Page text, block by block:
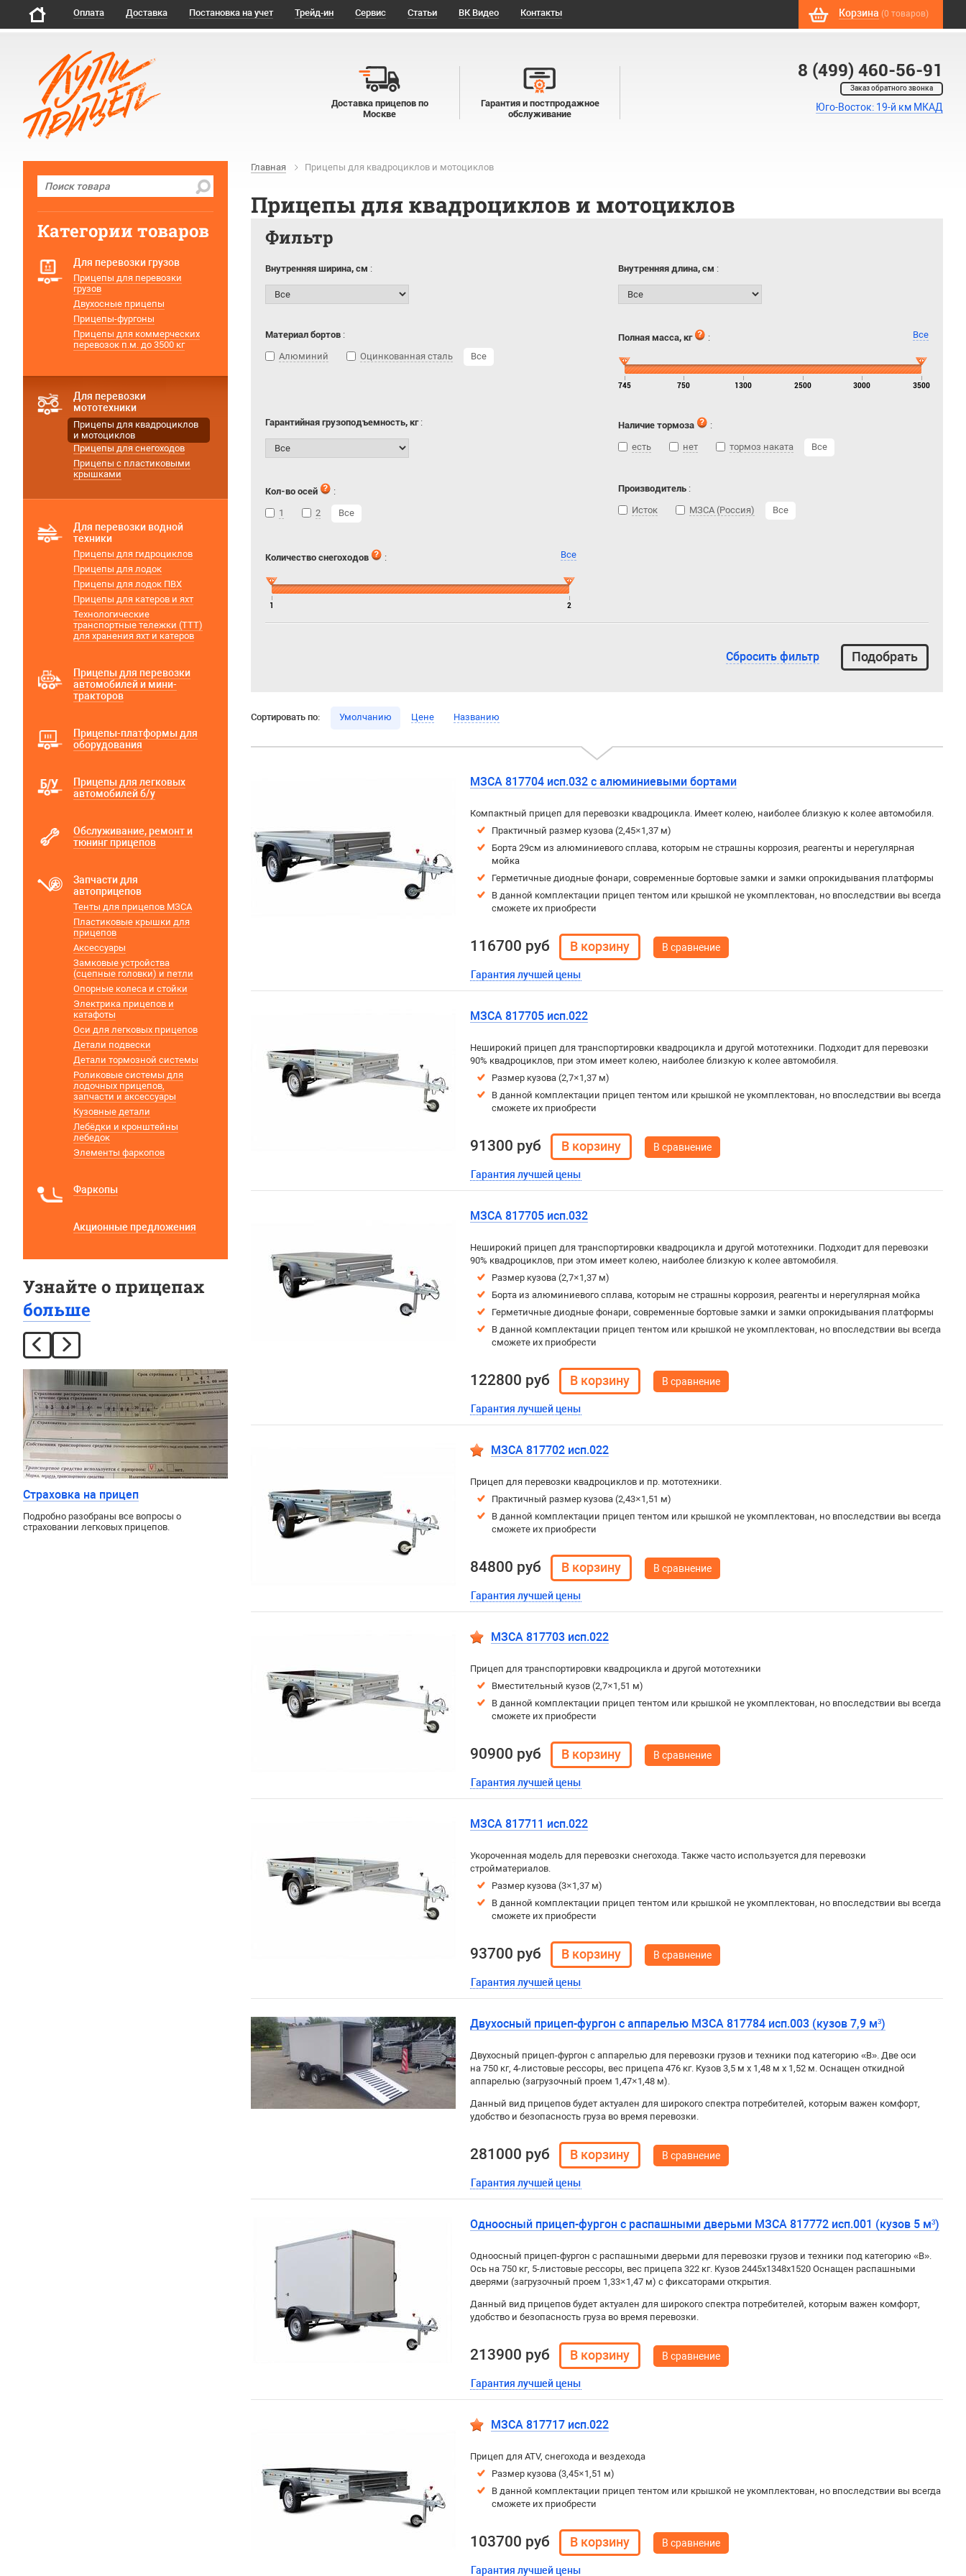
Оплата Доставка Постановка на учет Трейд-ин Сервис Статьи ВК Видео Контакты Корзина (0 товаров)
8 (499) 460-56-91
Заказ обратного звонка
Юго-Восток: 19-й км МКАД
Доставка прицепов по
Москве
Гарантия и постпродажное
обслуживание
Главная Прицепы для квадроциклов и мотоциклов
Прицепы для квадроциклов и мотоциклов
Фильтр
Внутренняя ширина, см : Внутренняя длина, см :
Материал бортов :
Алюминий
Оцинкованная сталь Все
Полная масса, кг : Все
745 750 1300 2500 3000 3500
Гарантийная грузоподъемность, кг: Наличие тормоза
:
есть
нет тормоз наката Все
Кол-во осей
:
1
2 Все
Производитель:
Исток
МЗСА (Россия) Все
Количество снегоходов : Все
1 2
Сбросить фильтр
Сортировать по: Умолчанию Цене Названию
МЗСА 817704 исп.032 с алюминиевыми бортами
Компактный прицеп для перевозки квадроцикла. Имеет колею, наиболее близкую к колее автомобиля.
Практичный размер кузова (2,45×1,37 м)
Борта 29см из алюминиевого сплава, которым не страшны коррозия, реагенты и нерегулярная
мойка
Герметичные диодные фонари, современные бортовые замки и замки опрокидывания платформы
В данной комплектации прицеп тентом или крышкой не укомплектован, но впоследствии вы всегда
сможете их приобрести
116700 руб
Гарантия лучшей цены
В сравнение
МЗСА 817705 исп.022
Неширокий прицеп для транспортировки квадроцикла и другой мототехники. Подходит для перевозки
90% квадроциклов, при этом имеет колею, наиболее близкую к колее автомобиля.
Размер кузова (2,7×1,37 м)
В данной комплектации прицеп тентом или крышкой не укомплектован, но впоследствии вы всегда
сможете их приобрести
91300 руб
Гарантия лучшей цены
В сравнение
МЗСА 817705 исп.032
Неширокий прицеп для транспортировки квадроцикла и другой мототехники. Подходит для перевозки
90% квадроциклов, при этом имеет колею, наиболее близкую к колее автомобиля.
Размер кузова (2,7×1,37 м)
Борта из алюминиевого сплава, которым не страшны коррозия, реагенты и нерегулярная мойка
Герметичные диодные фонари, современные бортовые замки и замки опрокидывания платформы
В данной комплектации прицеп тентом или крышкой не укомплектован, но впоследствии вы всегда
сможете их приобрести
122800 руб
Гарантия лучшей цены
В сравнение
МЗСА 817702 исп.022
Прицеп для перевозки квадроциклов и пр. мототехники.
Практичный размер кузова (2,43×1,51 м)
В данной комплектации прицеп тентом или крышкой не укомплектован, но впоследствии вы всегда
сможете их приобрести
84800 руб
Гарантия лучшей цены
В сравнение
МЗСА 817703 исп.022
Прицеп для транспортировки квадроцикла и другой мототехники
Вместительный кузов (2,7×1,51 м)
В данной комплектации прицеп тентом или крышкой не укомплектован, но впоследствии вы всегда
сможете их приобрести
90900 руб
Гарантия лучшей цены
В сравнение
МЗСА 817711 исп.022
Укороченная модель для перевозки снегохода. Также часто используется для перевозки
стройматериалов.
Размер кузова (3×1,37 м)
В данной комплектации прицеп тентом или крышкой не укомплектован, но впоследствии вы всегда
сможете их приобрести
93700 руб
Гарантия лучшей цены
В сравнение
Двухосный прицеп-фургон с аппарелью МЗСА 817784 исп.003 (кузов 7,9 м³)
Двухосный прицеп-фургон с аппарелью для перевозки грузов и техники под категорию «B». Две оси
на 750 кг, 4-листовые рессоры, вес прицепа 476 кг. Кузов 3,5 м x 1,48 м x 1,52 м. Оснащен откидной
аппарелью (загрузочный проем 1,47×1,48 м).
Данный вид прицепов будет актуален для широкого спектра потребителей, которым важен комфорт,
удобство и безопасность груза во время перевозки.
281000 руб
Гарантия лучшей цены
В сравнение
Одноосный прицеп-фургон с распашными дверьми МЗСА 817772 исп.001 (кузов 5 м³)
Одноосный прицеп-фургон с распашными дверьми для перевозки грузов и техники под категорию «B».
Ось на 750 кг, 5-листовые рессоры, вес прицепа 322 кг. Кузов 2445х1348х1520 Оснащен распашными
дверями (загрузочный проем 1,33×1,47 м) с фиксаторами открытия.
Данный вид прицепов будет актуален для широкого спектра потребителей, которым важен комфорт,
удобство и безопасность груза во время перевозки.
213900 руб
Гарантия лучшей цены
В сравнение
МЗСА 817717 исп.022
Прицеп для ATV, снегохода и вездехода
Размер кузова (3,45×1,51 м)
В данной комплектации прицеп тентом или крышкой не укомплектован, но впоследствии вы всегда
сможете их приобрести
103700 руб
Гарантия лучшей цены
В сравнение
Категории товаров
Для перевозки грузов
Прицепы для перевозки
грузов
Двухосные прицепы
Прицепы-фургоны
Прицепы для коммерческих
перевозок п.м. до 3500 кг
Для перевозки
мототехники
Прицепы для квадроциклов
и мотоциклов
Прицепы для снегоходов
Прицепы с пластиковыми
крышками
Для перевозки водной
техники
Прицепы для гидроциклов
Прицепы для лодок
Прицепы для лодок ПВХ
Прицепы для катеров и яхт
Технологические
транспортные тележки (ТТТ)
для хранения яхт и катеров
Прицепы для перевозки
автомобилей и мини-
тракторов
Прицепы-платформы для
оборудования
Прицепы для легковых
автомобилей б/у
Обслуживание, ремонт и
тюнинг прицепов
Запчасти для
автоприцепов
Тенты для прицепов МЗСА
Пластиковые крышки для
прицепов
Аксессуары
Замковые устройства
(сцепные головки) и петли
Опорные колеса и стойки
Электрика прицепов и
катафоты
Оси для легковых прицепов
Детали подвески
Детали тормозной системы
Роликовые системы для
лодочных прицепов,
запчасти и аксессуары
Кузовные детали
Лебёдки и кронштейны
лебедок
Элементы фаркопов
Фаркопы
Акционные предложения
Узнайте о прицепах
больше
Страховка на прицеп
Подробно разобраны все вопросы о
страховании легковых прицепов.